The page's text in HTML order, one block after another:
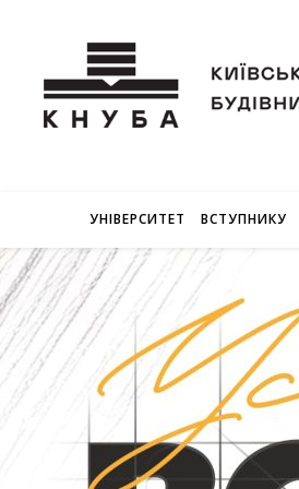
УНІВЕРСИТЕТ ВСТУПНИКУ